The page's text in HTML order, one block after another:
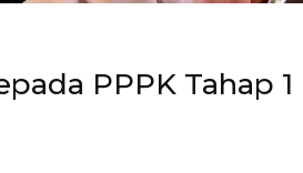
PPPK Tahap 1